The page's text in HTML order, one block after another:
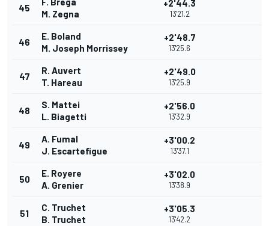
45
M. Zegna
+2'44.3
13'21.2
46
E. Boland
M. Joseph Morrissey
+2'48.7
13'25.6
47
R. Auvert
T. Hareau
+2'49.0
13'25.9
48
S. Mattei
L. Biagetti
+2'56.0
13'32.9
49
A. Fumal
J. Escartefigue
+3'00.2
13'37.1
50
E. Royere
A. Grenier
+3'02.0
13'38.9
51
C. Truchet
B. Truchet
+3'05.3
13'42.2